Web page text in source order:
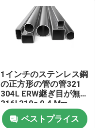
1インチのステンレス鋼
の正方形の管の管321
304L ERW継ぎ目が無い
316l 310s 0.4 Mm
ベストプライス